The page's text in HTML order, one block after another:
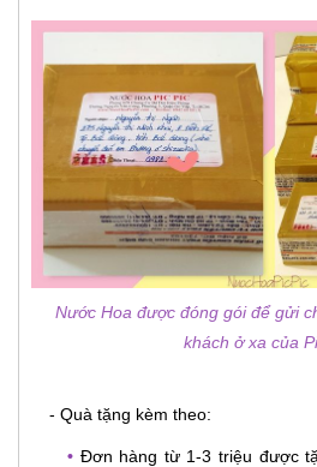
Nước Hoa được đóng gói để gửi
khách ở xa của
- Quà tặng kèm theo:
• Đơn hàng từ 1-3 triệu được